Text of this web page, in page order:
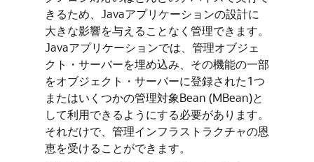
きるため、Javaアプリケーションの設計に
大きな影響を与えることなく管理できます。
Javaアプリケーションでは、管理オブジェ
クト・サーバーを埋め込み、その機能の一部
をオブジェクト・サーバーに登録された1つ
またはいくつかの管理対象Bean (MBean)と
して利用できるようにする必要があります。
それだけで、管理インフラストラクチャの恩
恵を受けることができます。